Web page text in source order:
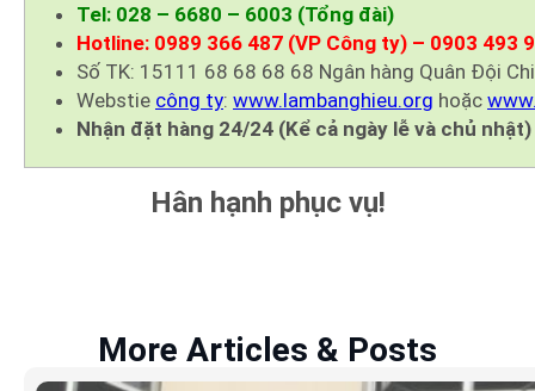
Tel: 028 – 6680 – 6003 (Tổng đài)
Hotline: 0989 366 487 (VP Công ty) – 0903 493
Số TK: 15111 68 68 68 68 Ngân hàng Quân Đội
Webstie công ty: www.lambanghieu.org hoặc
Nhận đặt hàng 24/24 (Kể cả ngày lễ và chủ nhật)
Hân hạnh phục vụ!
More Articles & Posts